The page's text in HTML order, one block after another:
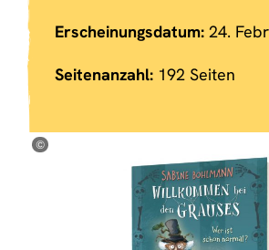
Erscheinungsdatum: 24.
Seitenanzahl: 192 Seiten
©